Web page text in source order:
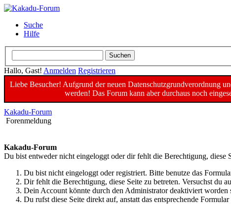
Suche
Hilfe
Hallo, Gast! Anmelden Registrieren
Liebe Besucher! Aufgrund der neuen Datenschutzgrundverordnung
werden! Das Forum kann aber durchaus noch
Kakadu-Forum
Forenmeldung
Kakadu-Forum
Du bist entweder nicht eingeloggt oder dir fehlt die Berechtigung, diese
Du bist nicht eingeloggt oder registriert. Bitte benutze das
Dir fehlt die Berechtigung, diese Seite zu betreten. Versuchst du
Dein Account könnte durch den Administrator deaktiviert
Du rufst diese Seite direkt auf, anstatt das entsprechende